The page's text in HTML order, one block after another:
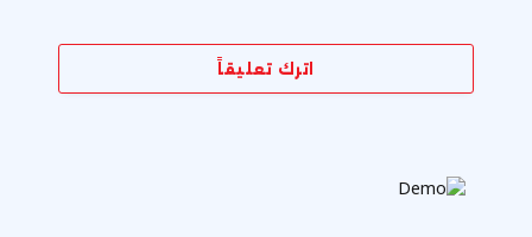
اترك تعليقاً